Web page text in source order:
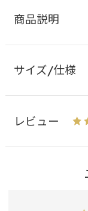
商品説明
サイズ/仕様
レビュー